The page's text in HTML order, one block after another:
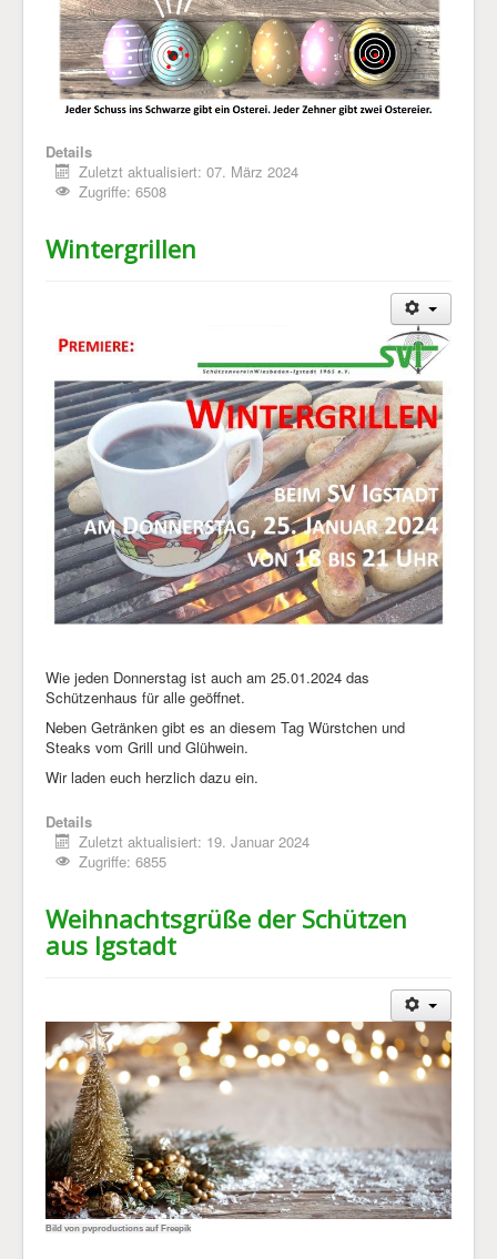
Impressum & Datenschutz
Details
Zuletzt aktualisiert: 07. März 2024
Zugriffe: 6508
Wintergrillen
Wie jeden Donnerstag ist auch am 25.01.2024 das
Schützenhaus für alle geöffnet.
Neben Getränken gibt es an diesem Tag Würstchen und
Steaks vom Grill und Glühwein.
Wir laden euch herzlich dazu ein.
Details
Zuletzt aktualisiert: 19. Januar 2024
Zugriffe: 6855
Weihnachtsgrüße der Schützen
aus Igstadt
Bild von pvproductions auf Freepik